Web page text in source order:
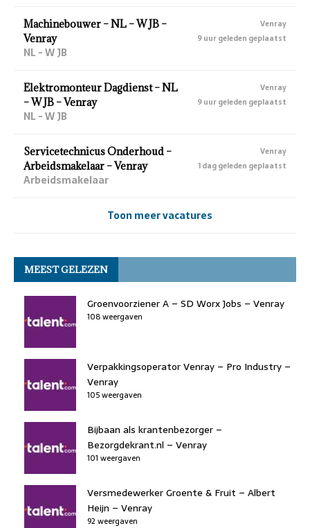
Machinebouwer – NL – W JB –
Venray
NL - W JB
Venray
9 uur geleden geplaatst
Elektromonteur Dagdienst – NL
– W JB – Venray
NL - W JB
Venray
9 uur geleden geplaatst
Servicetechnicus Onderhoud –
Arbeidsmakelaar – Venray
Arbeidsmakelaar
Venray
1 dag geleden geplaatst
Toon meer vacatures
MEEST GELEZEN
Groenvoorziener A – SD Worx Jobs – Venray
108 weergaven
Verpakkingsoperator Venray – Pro Industry –
Venray
105 weergaven
Bijbaan als krantenbezorger –
Bezorgdekrant.nl – Venray
101 weergaven
Versmedewerker Groente & Fruit – Albert
Heijn – Venray
92 weergaven